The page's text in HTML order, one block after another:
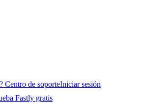
Centro de soporteIniciar sesión
Fastly gratis